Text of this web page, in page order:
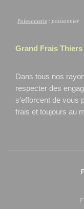
Poissonnerie : poissonnier
Grand Frais Thiers
Dans tous nos
respecter des
s’efforcent de vous
frais et toujours au